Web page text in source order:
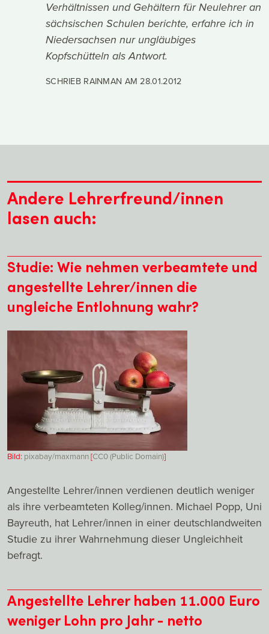
Verhältnissen und Gehältern für Neulehrer an
sächsischen Schulen berichte, erfahre ich in
Niedersachsen nur ungläubiges
Kopfschütteln als Antwort.
SCHRIEB RAINMAN AM28.01.2012
Andere Lehrerfreund/innen
lasen auch:
Studie: Wie nehmen verbeamtete und
angestellte Lehrer/innen die
ungleiche Entlohnung wahr?
Bild: pixabay/maxmann[CC0 (Public Domain)]
Angestellte Lehrer/innen verdienen deutlich weniger
als ihre verbeamteten Kolleg/innen. Michael Popp, Uni
Bayreuth, hat Lehrer/innen in einer deutschlandweiten
Studie zu ihrer Wahrnehmung dieser Ungleichheit
befragt.
Angestellte Lehrer haben 11.000 Euro
weniger Lohn pro Jahr - netto